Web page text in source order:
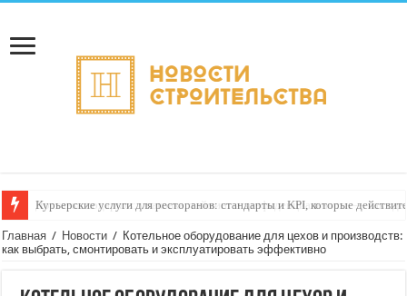
Доставка подарков: упаковка, тайминг и конфиденциальность — как
Главная / Новости / Котельное оборудование для цехов и производств:
как выбрать, смонтировать и эксплуатировать эффективно